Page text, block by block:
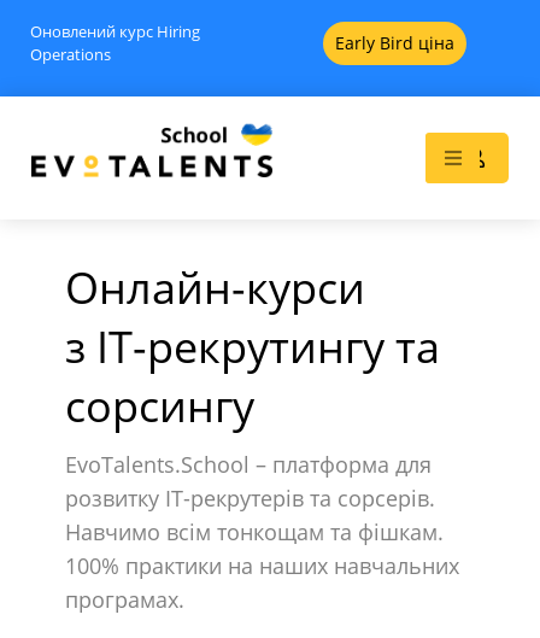
Алгоритми Linkedin проти
персонального бренду: як
15 $
Оновлений курс Hiring
Operations
Early Bird ціна
Онлайн-курси
з IT-рекрутингу та
сорсингу
EvoTalents.School – платформа для
розвитку IT-рекрутерів та сорсерів.
Навчимо всім тонкощам та фішкам.
100% практики на наших навчальних
програмах.